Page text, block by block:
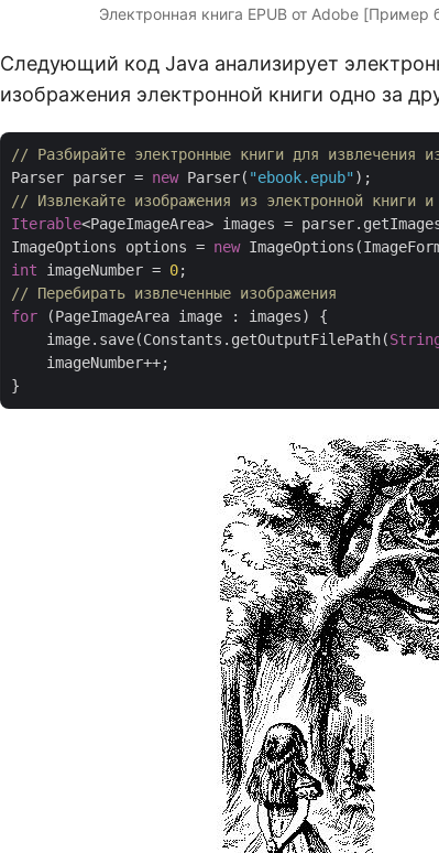
Электронная книга EPUB от Adobe [Пример
Следующий код Java анализирует
изображения электронной книги одно за
// Разбирайте электронные книги для извлечения
Parser parser = new Parser( "ebook.epub"
// Извлекайте изображения из электронной книги
Iterable<PageImageArea> images =
ImageOptions options = new
int imageNumber = 0
// Перебирать извлеченные изображения
for (PageImageArea image : images) {
    image.save(Constants.getOutputFilePath(
    imageNumber++;